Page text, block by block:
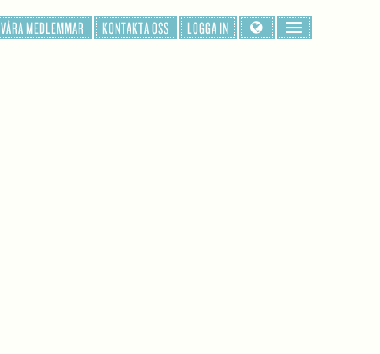
VÅRA MEDLEMMAR KONTAKTA OSS LOGGA IN